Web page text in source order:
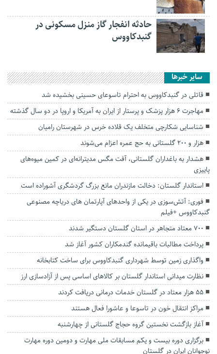
حادثه انفجار گاز منزل مسکونی در
گنبدکاووس
سایر خبرها
قاتلی در گنبدکاووس به احترام تاسوعای حسینی بخشیده شد
مهاجرت ۶ هزار پزشک و پرستار از ایران به آمریکا و اروپا در دو سال گذشته
شناسایی شکارچی متخلف یک قلاده خرس در شهرستان رامیان
هزار و ۲۰۰ گلستانی به حج عمره اعزام می‌شوند
هشدار به باغداران گلستانی، آفت مگس مدیترانه‌ای در کمین میوه‌های
پاییزی
استاندار گلستان: دخالت مازندران مانع بزرگ گردشگری آشوراده است
فوری: آتش‌سوزی در یکی از واحدهای آپارتمان های دریاچه مصنوعی
گنبدکاووس +فیلم
۷۰۰ معتاد متجاهر در استان گلستان دستگیر شدند
پرداخت مطالبات باقیمانده گندمکاران کشور آغاز شد
واگذاری زمین توسط شهرداری گنبدکاووس برای ساخت کتابخانه‌
نظارت میدانی استاندار گلستان بر کالاهای اساسی پس از آزادسازی ارز
۵۵ هزار معتاد در گلستان خدمات درمانی دریافت کردند
مراکز انتقال خون در تاسوعا و عاشورا فعال هستند
آغاز بازگشت نخستین گروه حجاج گلستانی از چهارشنبه
برگزاری دوره بیست و یکم مسابقات ملی مهارت و دومین دوره مهارت
نوجوانان ایران در گلستان